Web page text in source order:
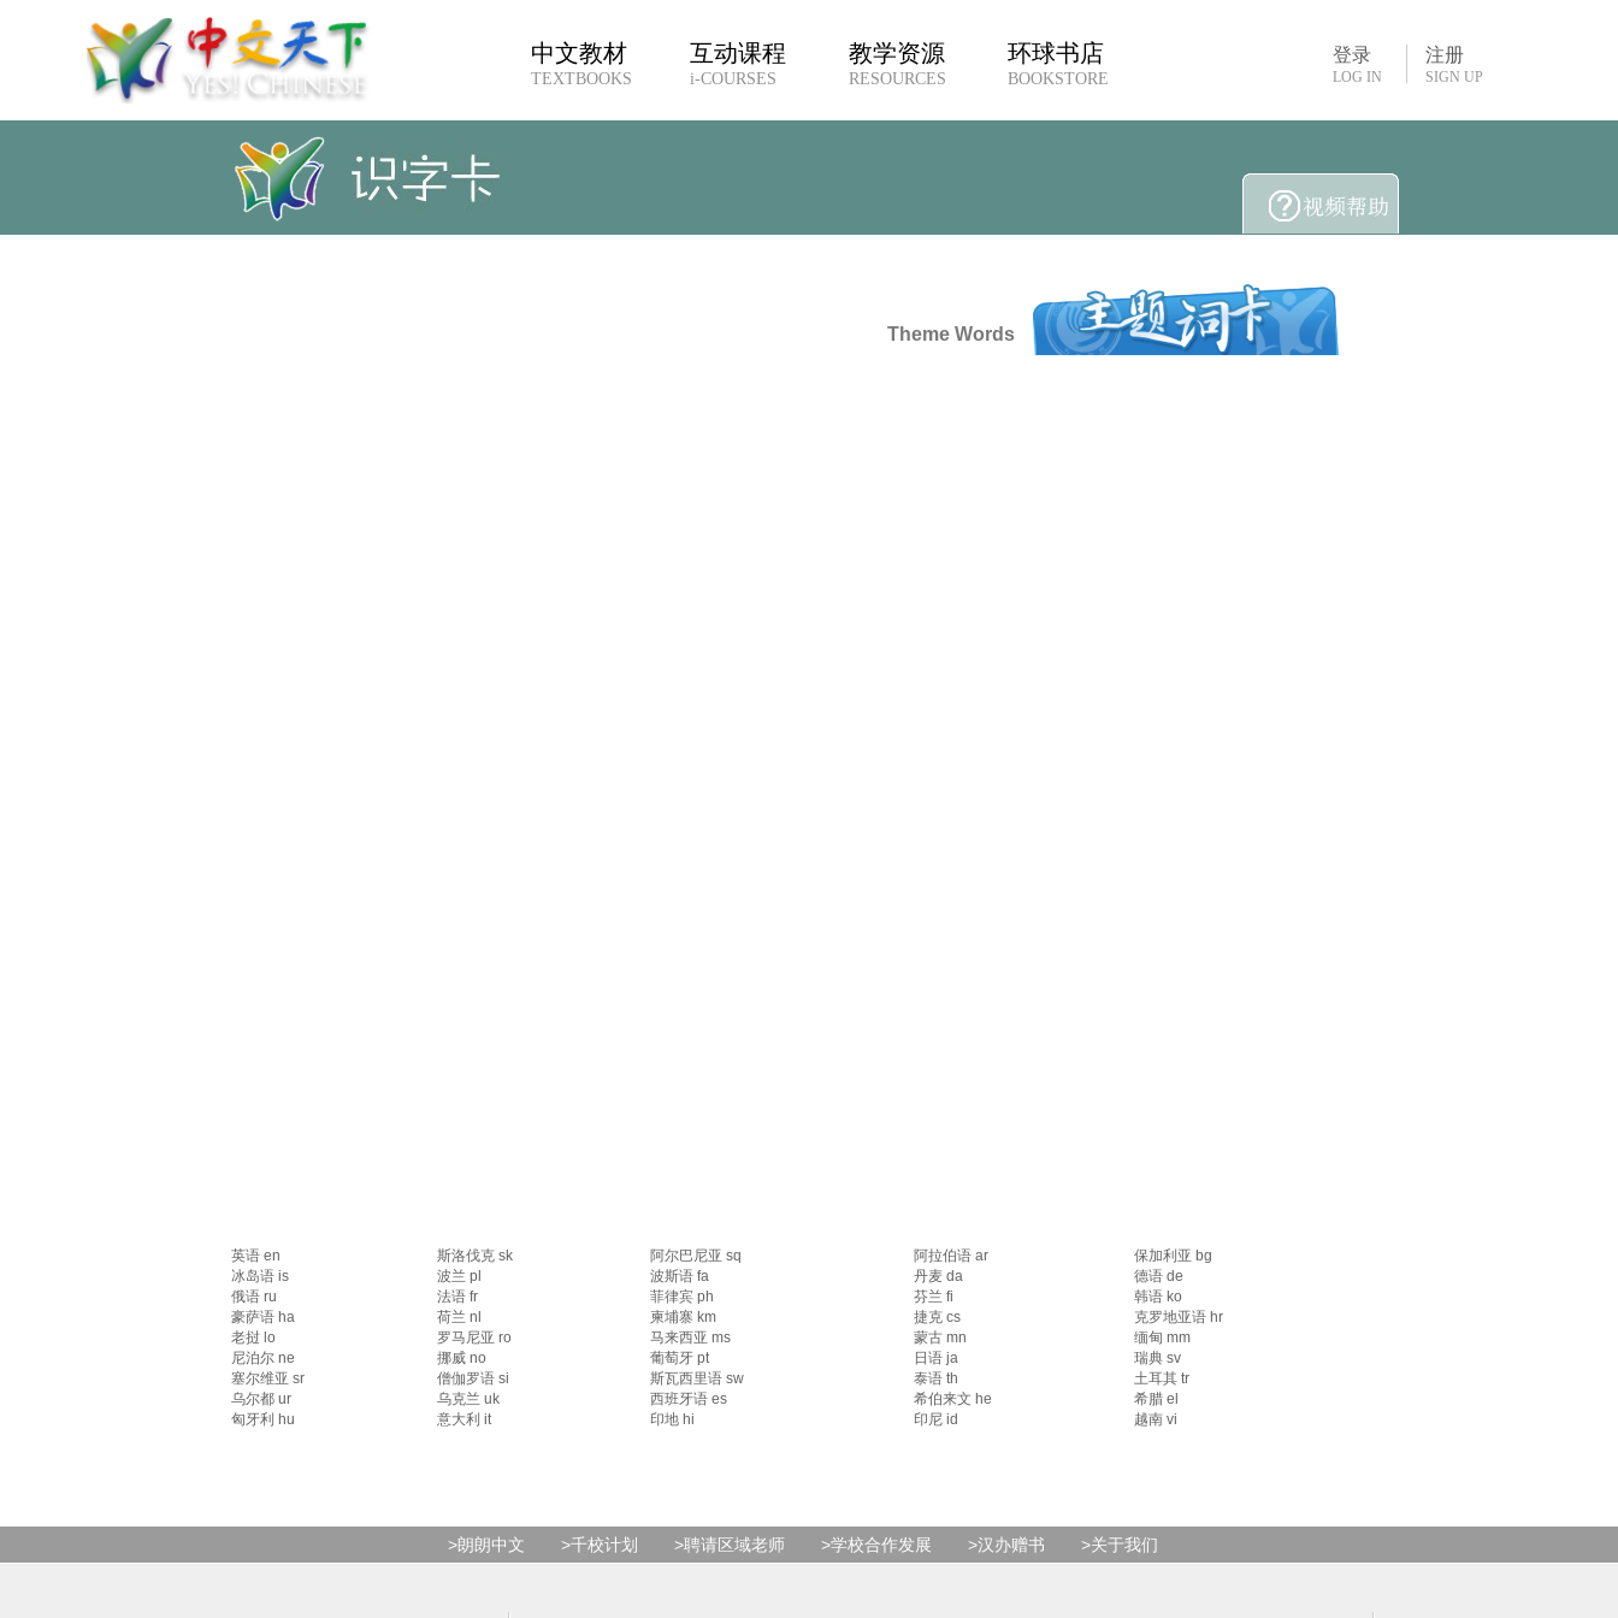
中文教材
TEXTBOOKS
互动课程
i-COURSES
教学资源
RESOURCES
环球书店
BOOKSTORE
登录
LOG IN
注册
SIGN UP
Theme Words
英语 en 斯洛伐克 sk 阿尔巴尼亚 sq 阿拉伯语 ar
保加利亚 bg
冰岛语 is
波兰 pl 波斯语 fa 丹麦 da
德语 de
俄语 ru
法语 fr 菲律宾 ph 芬兰 fi
韩语 ko
豪萨语 ha
荷兰 nl 柬埔寨 km 捷克 cs
克罗地亚语 hr
老挝 lo
罗马尼亚 ro 马来西亚 ms 蒙古 mn
缅甸 mm
尼泊尔 ne
挪威 no 葡萄牙 pt 日语 ja
瑞典 sv
塞尔维亚 sr
僧伽罗语 si 斯瓦西里语 sw 泰语 th
土耳其 tr
乌尔都 ur
乌克兰 uk 西班牙语 es 希伯来文 he
希腊 el
匈牙利 hu
意大利 it 印地 hi 印尼 id 越南 vi
>朗朗中文 >千校计划 >聘请区域老师 >学校合作发展 >汉办赠书 >关于我们